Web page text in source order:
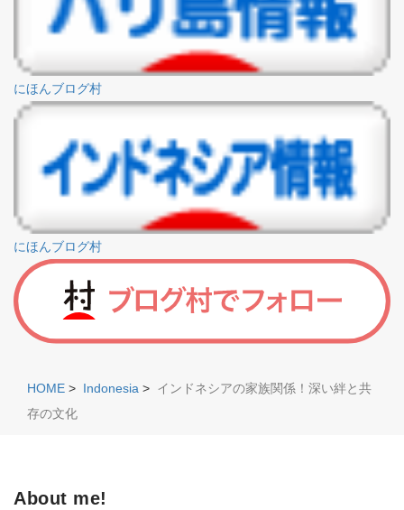
にほんブログ村
にほんブログ村
HOME > Indonesia > インドネシアの家族関係！深い絆と共
存の文化
About me!